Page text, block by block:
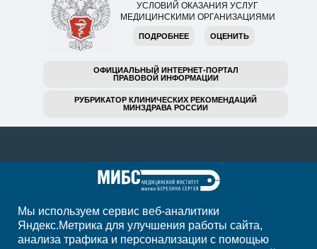
УСЛОВИЙ ОКАЗАНИЯ УСЛУГ
МЕДИЦИНСКИМИ ОРГАНИЗАЦИЯМИ
ПОДРОБНЕЕ ОЦЕНИТЬ
ОФИЦИАЛЬНЫЙ ИНТЕРНЕТ-ПОРТАЛ
ПРАВОВОЙ ИНФОРМАЦИИ
РУБРИКАТОР КЛИНИЧЕСКИХ РЕКОМЕНДАЦИЙ
МИНЗДРАВА РОССИИ
Мы используем сервис веб-аналитики
Яндекс.Метрика для улучшения работы сайта,
анализа трафика и персонализации с помощью